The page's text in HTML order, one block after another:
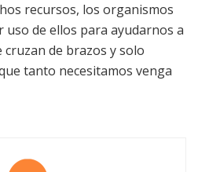
recursos, los organismos
uso de ellos para ayudarnos a
cruzan de brazos y solo
tanto necesitamos venga